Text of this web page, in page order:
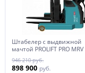
Штабелер с выдвижной
мачтой PROLIFT PRO MRV
1530 li-ion
946 210 руб.
898 900 руб.